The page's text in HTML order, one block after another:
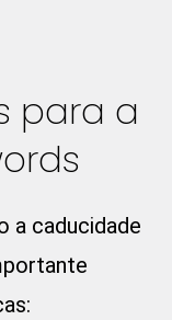
para a
a caducidade